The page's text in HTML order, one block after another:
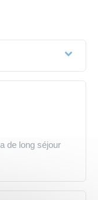
de long séjour